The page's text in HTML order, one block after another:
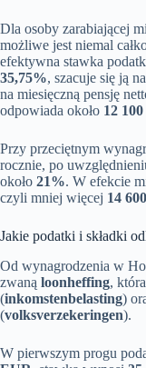
Dla osoby zarabiającej
możliwe jest niemal
efektywna stawka
35,75%, szacuje się ją
na miesięczną pensję
odpowiada około 12
Przy przeciętnym
rocznie, po
około 21%. W efekcie
czyli mniej więcej 14
Jakie podatki i składki
Od wynagrodzenia w
zwaną loonheffing,
(inkomstenbelasting)
(volksverzekeringen).
W pierwszym progu